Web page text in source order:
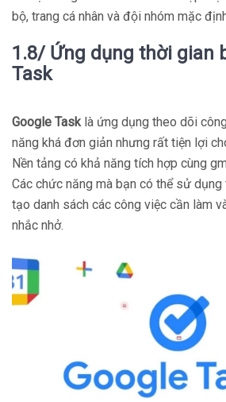
bộ, trang cá nhân và đội nhóm mặc
1.8/ Ứng dụng thời gian
Task
Google Task là ứng dụng theo dõi
năng khá đơn giản nhưng rất tiện lợi
Nền tảng có khả năng tích hợp cùng
Các chức năng mà bạn có thể sử
tạo danh sách các công việc cần làm
nhắc nhở.